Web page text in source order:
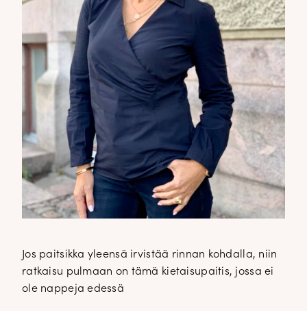
Jos paitsikka yleensä irvistää rinnan kohdalla, niin
ratkaisu pulmaan on tämä kietaisupaitis, jossa ei
ole nappeja edessä